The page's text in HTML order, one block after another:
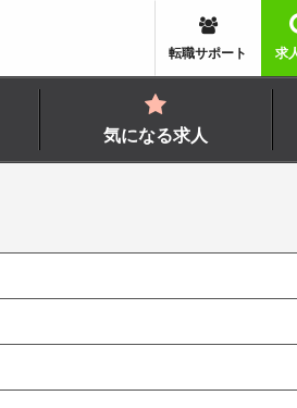
求
転職サポート
気になる求人